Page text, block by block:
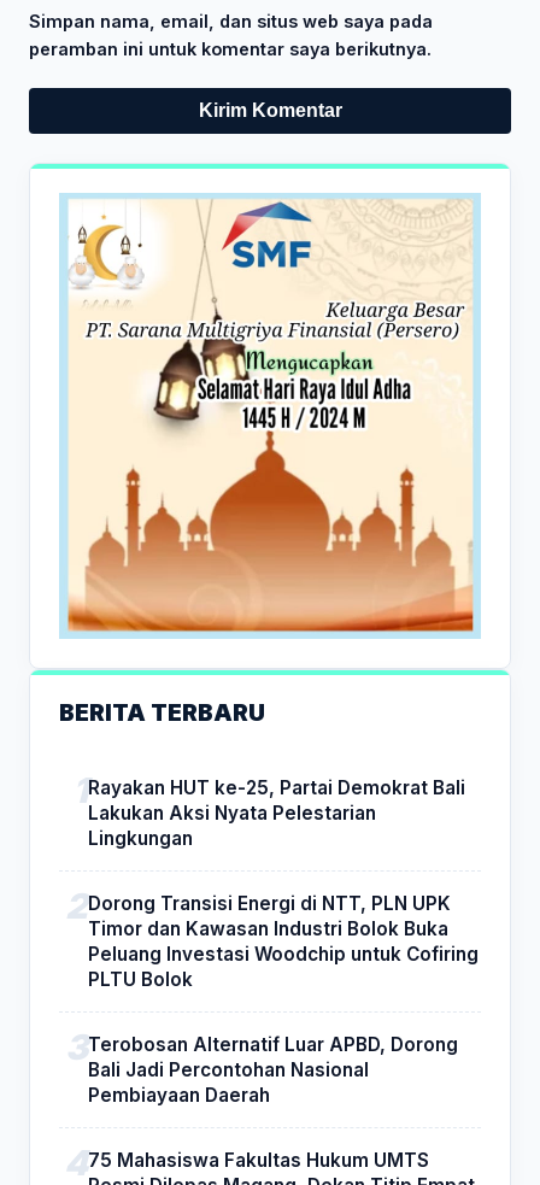
Simpan nama, email, dan situs web saya pada
peramban ini untuk komentar saya berikutnya.
BERITA TERBARU
Rayakan HUT ke-25, Partai Demokrat Bali
Lakukan Aksi Nyata Pelestarian
Lingkungan
Dorong Transisi Energi di NTT, PLN UPK
Timor dan Kawasan Industri Bolok Buka
Peluang Investasi Woodchip untuk Cofiring
PLTU Bolok
Terobosan Alternatif Luar APBD, Dorong
Bali Jadi Percontohan Nasional
Pembiayaan Daerah
75 Mahasiswa Fakultas Hukum UMTS